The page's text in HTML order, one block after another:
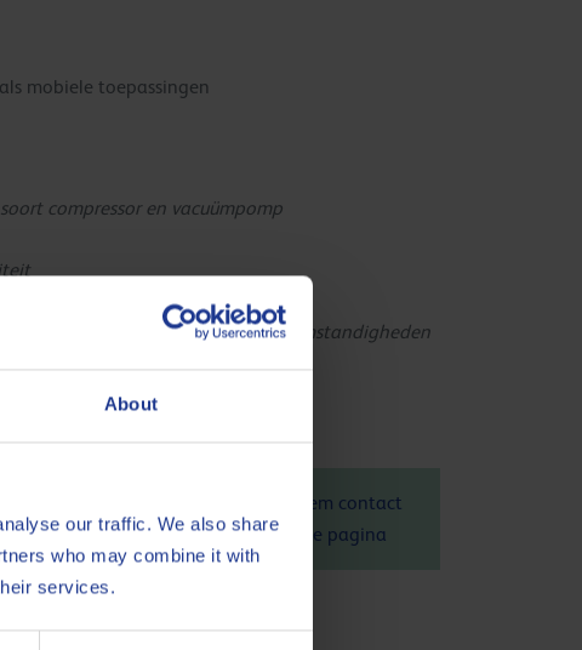
About
our traffic. We also share
who may combine it with
services.
mobiele toepassingen
compressor en vacuümpomp
schoon, zelfs in zware omstandigheden
46 is 1.21 kg CO
eq / kg. Neem contact
Voor meer informatie raadpleeg deze pagina